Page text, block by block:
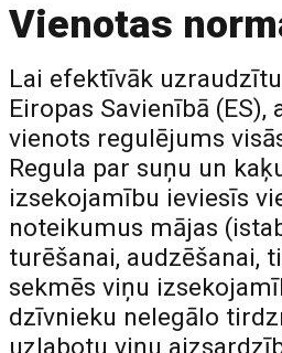
Vienotas
Lai efektīvāk
Eiropas Savienībā (ES),
vienots regulējums
Regula par suņu un
izsekojamību ieviesīs
noteikumus mājas
turēšanai, audzēšanai,
sekmēs viņu
dzīvnieku nelegālo
uzlabotu viņu